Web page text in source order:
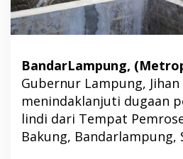
BandarLampung,
Gubernur Lampung,
menindaklanjuti dugaan
lindi dari Tempat
Bakung, Bandarlampung,